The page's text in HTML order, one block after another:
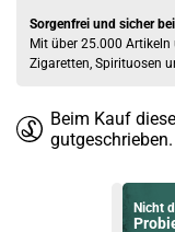
Sorgenfrei und sicher
Mit über 25.000
Zigaretten, Spirituosen
Beim Kauf
gutgeschrieben.
Nicht